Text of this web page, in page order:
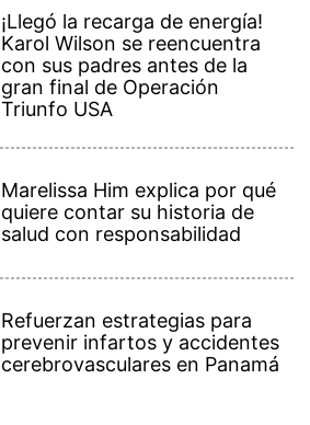
¡Llegó la recarga de energía!
Karol Wilson se reencuentra
con sus padres antes de la
gran final de Operación
Triunfo USA
Marelissa Him explica por qué
quiere contar su historia de
salud con responsabilidad
Refuerzan estrategias para
prevenir infartos y accidentes
cerebrovasculares en Panamá